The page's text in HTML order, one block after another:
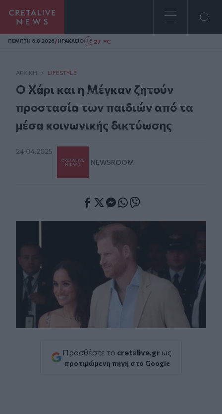
Homepage
ΠΕΜΠΤΗ 6.8.2026/ΗΡΑΚΛΕΙΟ 27 °C
ΑΡΧΙΚΗ / LIFESTYLE
Ο Χάρι και η Μέγκαν ζητούν
προστασία των παιδιών από τα
μέσα κοινωνικής δικτύωσης
24.04.2025
NEWSROOM
Προσθέστε το cretalive.gr ως
προτιμώμενη πηγή στο Google